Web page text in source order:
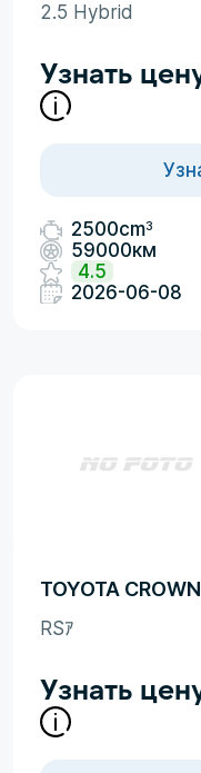
2.5 Hybrid
Узнать
2500cm3
59000км
4.5
2026-06-08
TOYOTA
RSｱ
Узнать